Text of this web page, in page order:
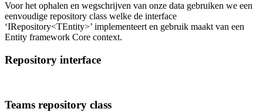
Voor het ophalen en wegschrijven van onze data gebruiken we een
eenvoudige repository class welke de interface
‘IRepository<TEntity>’ implementeert en gebruik maakt van een
Entity framework Core context.
Repository interface
Teams repository class